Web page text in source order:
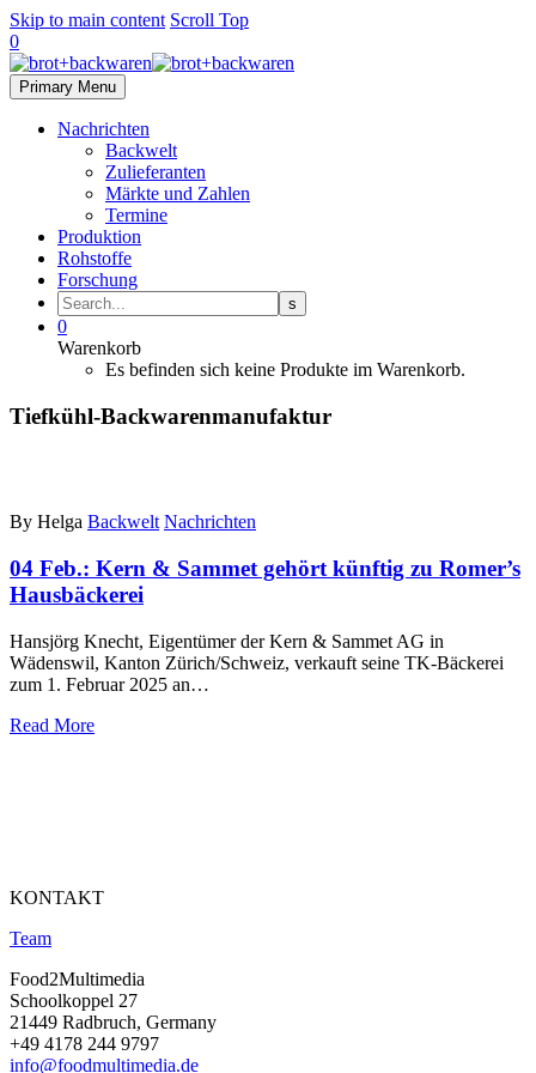
Skip to main content Scroll Top
0
Primary Menu
Nachrichten
Backwelt
Zulieferanten
Märkte und Zahlen
Termine
Produktion
Rohstoffe
Forschung
0
Warenkorb
Es befinden sich keine Produkte im Warenkorb.
Tiefkühl-Backwarenmanufaktur
By Helga Backwelt Nachrichten
04 Feb.: Kern & Sammet gehört künftig zu Romer’s
Hausbäckerei
Hansjörg Knecht, Eigentümer der Kern & Sammet AG in
Wädenswil, Kanton Zürich/Schweiz, verkauft seine TK-Bäckerei
zum 1. Februar 2025 an…
Read More
KONTAKT
Team
Food2Multimedia
Schoolkoppel 27
21449 Radbruch, Germany
+49 4178 244 9797
info@foodmultimedia.de